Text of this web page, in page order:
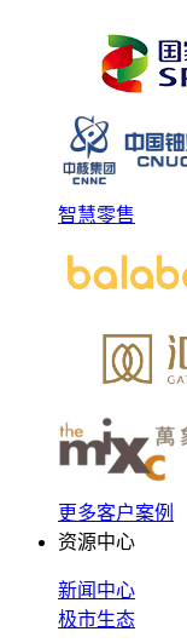
智慧零售
更多客户案例
资源中心
新闻中心
极市生态